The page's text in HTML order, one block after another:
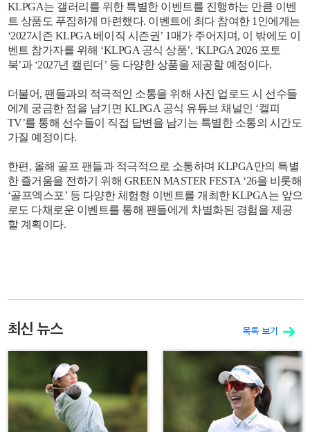
KLPGA는 갤러리를 위한 특별한 이벤트를 진행하는 만큼 이벤
트 상품도 푸짐하게 마련했다. 이벤트에 최다 참여한 1인에게는
‘2027시즌 KLPGA 베이직 시즌권’ 1매가 주어지며, 이 밖에도 이
벤트 참가자를 위해 ‘KLPGA 공식 상품’, ‘KLPGA 2026 포토
북’과 ‘2027년 캘린더’ 등 다양한 상품을 제공할 예정이다.
더불어, 팬들과의 적극적인 소통을 위해 사진 업로드 시 선수들
에게 궁금한 점을 남기면 KLPGA 공식 유튜브 채널인 ‘켈피
TV’를 통해 선수들이 직접 답변을 남기는 특별한 소통의 시간도
가질 예정이다.
한편, 올해 골프 팬들과 적극적으로 소통하며 KLPGA만의 특별
한 즐거움을 전하기 위해 GREEN MASTER FESTA ‘26을 비롯해
‘골프엑스포’ 등 다양한 체험형 이벤트를 개최한 KLPGA는 앞으
로도 다채로운 이벤트를 통해 팬들에게 차별화된 경험을 제공
할 계획이다.
최신 뉴스 목록 보기